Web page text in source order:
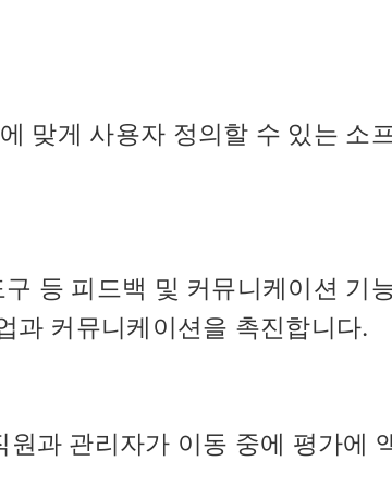
맞게 사용자 정의할 수 있는 소
등 피드백 및 커뮤니케이션 기
과 커뮤니케이션을 촉진합니다.
과 관리자가 이동 중에 평가에